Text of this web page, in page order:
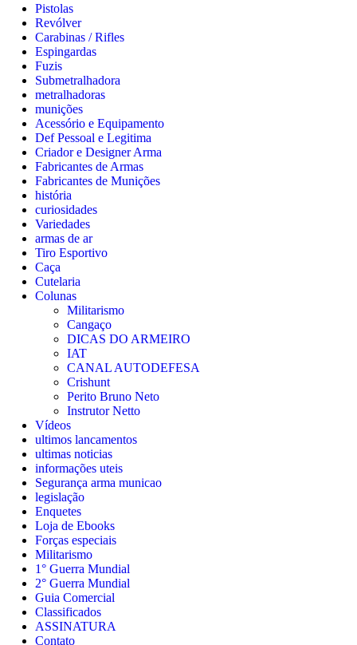
Pistolas
Revólver
Carabinas / Rifles
Espingardas
Fuzis
Submetralhadora
metralhadoras
munições
Acessório e Equipamento
Def Pessoal e Legitima
Criador e Designer Arma
Fabricantes de Armas
Fabricantes de Munições
história
curiosidades
Variedades
armas de ar
Tiro Esportivo
Caça
Cutelaria
Colunas
Militarismo
Cangaço
DICAS DO ARMEIRO
IAT
CANAL AUTODEFESA
Crishunt
Perito Bruno Neto
Instrutor Netto
Vídeos
ultimos lancamentos
ultimas noticias
informações uteis
Segurança arma municao
legislação
Enquetes
Loja de Ebooks
Forças especiais
Militarismo
1° Guerra Mundial
2° Guerra Mundial
Guia Comercial
Classificados
ASSINATURA
Contato